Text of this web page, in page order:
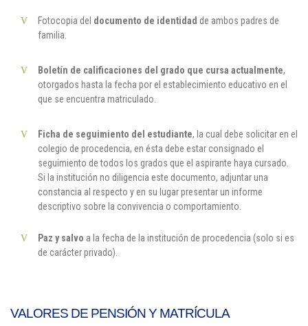
Fotocopia del documento de identidad de ambos padres de
familia.
Boletín de calificaciones del grado que cursa actualmente,
otorgados hasta la fecha por el establecimiento educativo en el
que se encuentra matriculado.
Ficha de seguimiento del estudiante, la cual debe solicitar en el
colegio de procedencia, en ésta debe estar consignado el
seguimiento de todos los grados que el aspirante haya cursado.
Si la institución no diligencia este documento, adjuntar una
constancia al respecto y en su lugar presentar un informe
descriptivo sobre la convivencia o comportamiento.
Paz y salvo a la fecha de la institución de procedencia (solo si es
de carácter privado).
VALORES DE PENSIÓN Y MATRÍCULA
Denuncia de Corrupción y Sobornos